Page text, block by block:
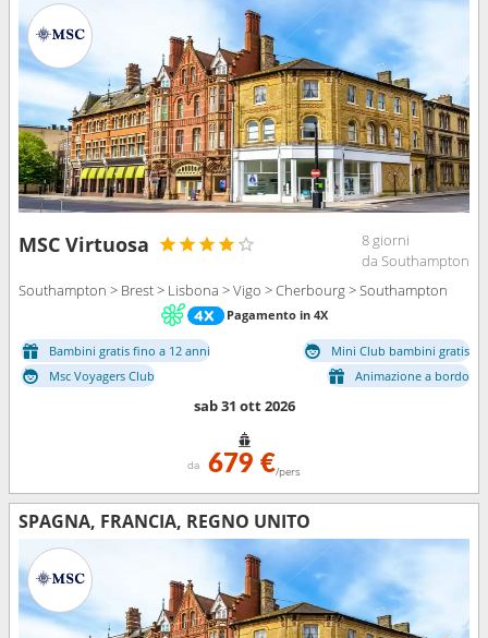
MSC Virtuosa
8 giorni
da Southampton
Southampton > Brest > Lisbona > Vigo > Cherbourg > Southampton
Pagamento in 4X
Bambini gratis fino a 12 anni
Mini Club bambini gratis
Msc Voyagers Club
Animazione a bordo
sab 31 ott 2026
da 679 €/pers
SPAGNA, FRANCIA, REGNO UNITO